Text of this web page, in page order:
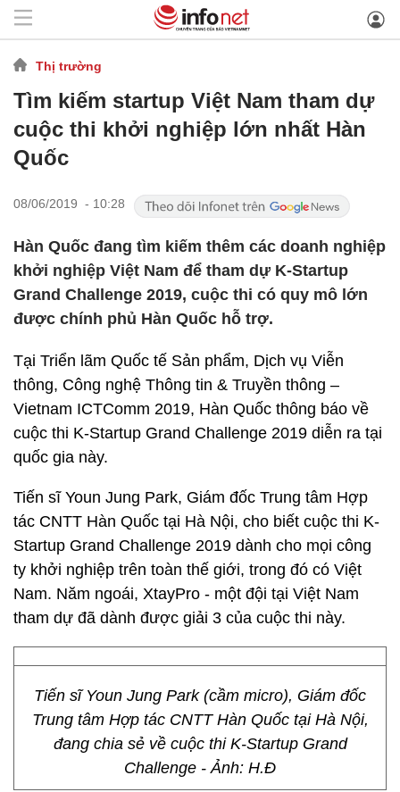
Thị trường
Tìm kiếm startup Việt Nam tham dự
cuộc thi khởi nghiệp lớn nhất Hàn
Quốc
08/06/2019 - 10:28
Hàn Quốc đang tìm kiếm thêm các doanh nghiệp
khởi nghiệp Việt Nam để tham dự K-Startup
Grand Challenge 2019, cuộc thi có quy mô lớn
được chính phủ Hàn Quốc hỗ trợ.
Tại Triển lãm Quốc tế Sản phẩm, Dịch vụ Viễn
thông, Công nghệ Thông tin & Truyền thông –
Vietnam ICTComm 2019, Hàn Quốc thông báo về
cuộc thi K-Startup Grand Challenge 2019 diễn ra tại
quốc gia này.
Tiến sĩ Youn Jung Park, Giám đốc Trung tâm Hợp
tác CNTT Hàn Quốc tại Hà Nội, cho biết cuộc thi K-
Startup Grand Challenge 2019 dành cho mọi công
ty khởi nghiệp trên toàn thế giới, trong đó có Việt
Nam. Năm ngoái, XtayPro - một đội tại Việt Nam
tham dự đã dành được giải 3 của cuộc thi này.
Tiến sĩ Youn Jung Park (cầm micro), Giám đốc
Trung tâm Hợp tác CNTT Hàn Quốc tại Hà Nội,
đang chia sẻ về cuộc thi K-Startup Grand
Challenge - Ảnh: H.Đ